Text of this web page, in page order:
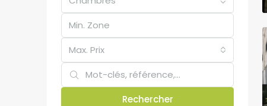
Max. Prix
Rechercher